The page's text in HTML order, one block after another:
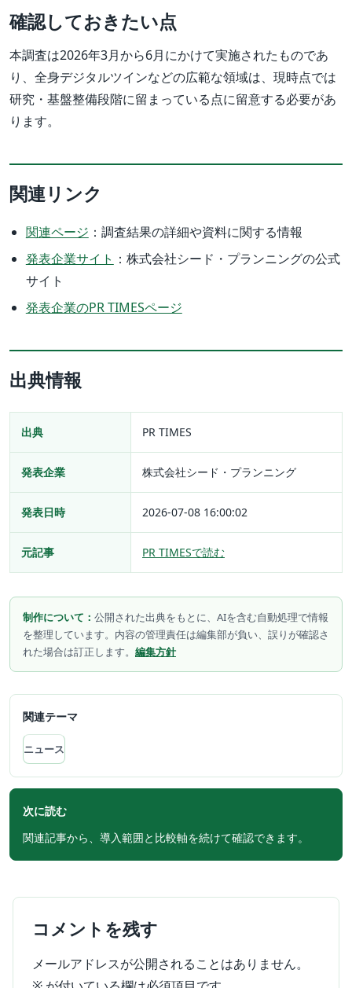
確認しておきたい点
本調査は2026年3月から6月にかけて実施されたものであ
り、全身デジタルツインなどの広範な領域は、現時点では
研究・基盤整備段階に留まっている点に留意する必要があ
ります。
関連リンク
関連ページ ：調査結果の詳細や資料に関する情報
発表企業サイト ：株式会社シード・プランニングの公式
サイト
発表企業のPR TIMESページ
出典情報
出典 PR TIMES
発表企業 株式会社シード・プランニング
発表日時 2026-07-08 16:00:02
元記事 PR TIMESで読む
制作について： 公開された出典をもとに、AIを含む自動処理で情報
を整理しています。内容の管理責任は編集部が負い、誤りが確認さ
れた場合は訂正します。 編集方針
関連テーマ
ニュース
次に読む
関連記事から、導入範囲と比較軸を続けて確認できます。
コメントを残す
メールアドレスが公開されることはありません。